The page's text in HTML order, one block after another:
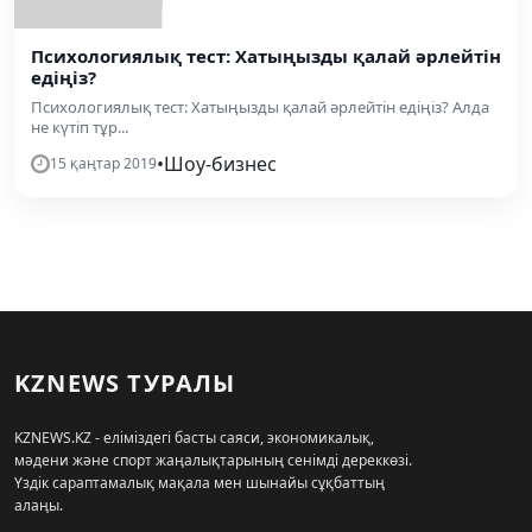
Психологиялық тест: Хатыңызды қалай әрлейтін
едіңіз?
Психологиялық тест: Хатыңызды қалай әрлейтін едіңіз? Алда
не күтіп тұр...
15 қаңтар 2019•Шоу-бизнес
KZNEWS ТУРАЛЫ
KZNEWS.KZ - еліміздегі басты саяси, экономикалық,
мәдени және спорт жаңалықтарының сенімді дереккөзі.
Үздік сараптамалық мақала мен шынайы сұқбаттың
алаңы.